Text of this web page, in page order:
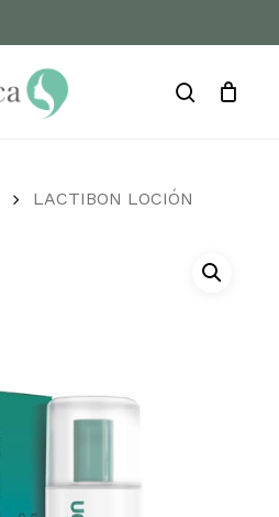
search
Close
LACTIBON LOCIÓN